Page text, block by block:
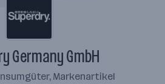
Germany GmbH
Markenartikel